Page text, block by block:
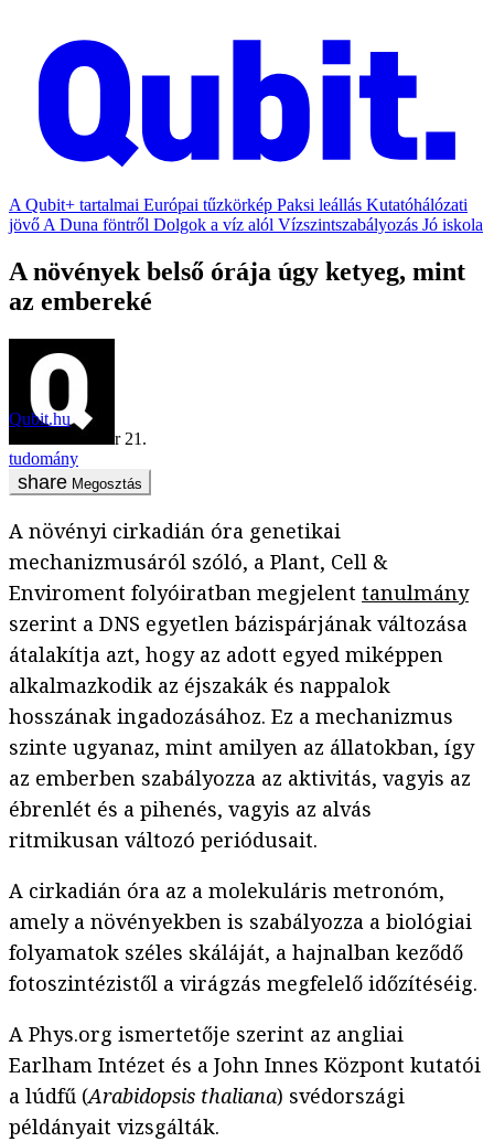
A Qubit+ tartalmai Európai tűzkörkép Paksi leállás Kutatóhálózati
jövő A Duna föntről Dolgok a víz alól Vízszintszabályozás Jó iskola
A növények belső órája úgy ketyeg, mint
az embereké
Qubit.hu
2020. december 21.
tudomány
Megosztás
A növényi cirkadián óra genetikai
mechanizmusáról szóló, a Plant, Cell &
Enviroment folyóiratban megjelent tanulmány
szerint a DNS egyetlen bázispárjának változása
átalakítja azt, hogy az adott egyed miképpen
alkalmazkodik az éjszakák és nappalok
hosszának ingadozásához. Ez a mechanizmus
szinte ugyanaz, mint amilyen az állatokban, így
az emberben szabályozza az aktivitás, vagyis az
ébrenlét és a pihenés, vagyis az alvás
ritmikusan változó periódusait.
A cirkadián óra az a molekuláris metronóm,
amely a növényekben is szabályozza a biológiai
folyamatok széles skáláját, a hajnalban keződő
fotoszintézistől a virágzás megfelelő időzítéséig.
A Phys.org ismertetője szerint az angliai
Earlham Intézet és a John Innes Központ kutatói
a lúdfű (Arabidopsis thaliana) svédországi
példányait vizsgálták.